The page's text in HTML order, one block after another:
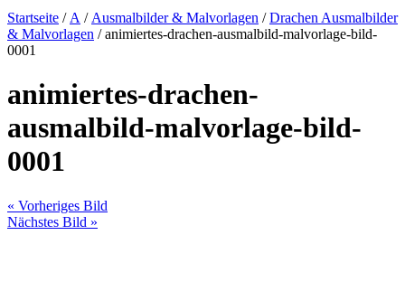
Startseite / A / Ausmalbilder & Malvorlagen /Drachen Ausmalbilder
& Malvorlagen / animiertes-drachen-ausmalbild-malvorlage-bild-
0001
animiertes-drachen-
ausmalbild-malvorlage-bild-
0001
« Vorheriges Bild
Nächstes Bild »